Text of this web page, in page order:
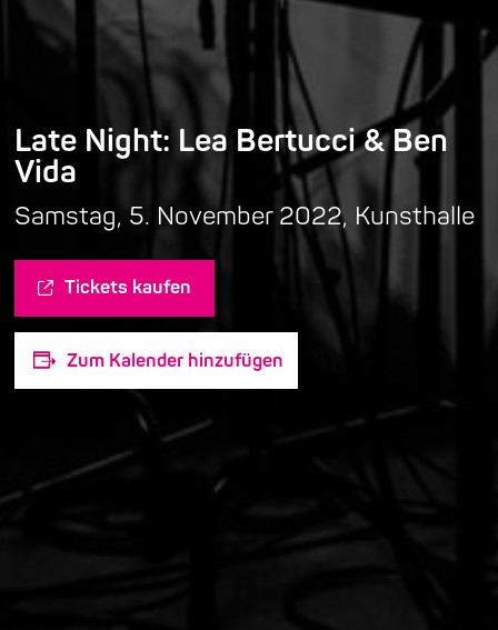
Late Night: Lea Bertucci & Ben
Vida
Samstag, 5. November 2022, Kunsthalle
Tickets kaufen
Zum Kalender hinzufügen